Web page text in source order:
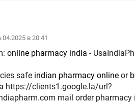
в 20:41
online pharmacy india -
safe indian pharmacy online or
mail order